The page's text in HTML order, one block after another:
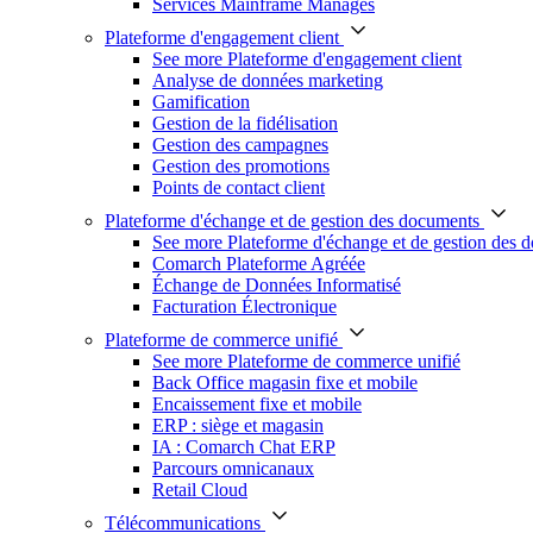
Services Mainframe Managés
Plateforme d'engagement client
See more Plateforme d'engagement client
Analyse de données marketing
Gamification
Gestion de la fidélisation
Gestion des campagnes
Gestion des promotions
Points de contact client
Plateforme d'échange et de gestion des documents
See more Plateforme d'échange et de gestion des
Comarch Plateforme Agréée
Échange de Données Informatisé
Facturation Électronique
Plateforme de commerce unifié
See more Plateforme de commerce unifié
Back Office magasin fixe et mobile
Encaissement fixe et mobile
ERP : siège et magasin
IA : Comarch Chat ERP
Parcours omnicanaux
Retail Cloud
Télécommunications